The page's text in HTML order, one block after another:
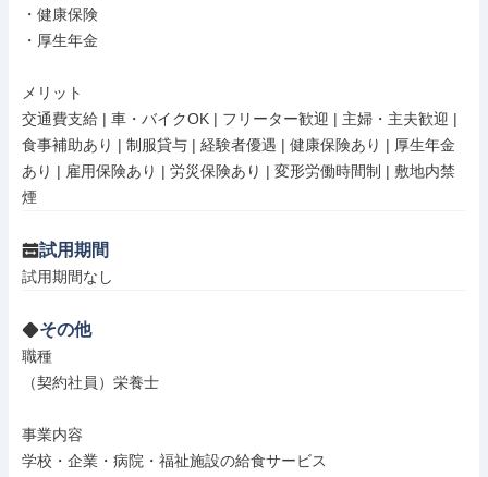
・健康保険
・厚生年金
メリット
交通費支給 | 車・バイクOK | フリーター歓迎 | 主婦・主夫歓迎 |
食事補助あり | 制服貸与 | 経験者優遇 | 健康保険あり | 厚生年金
あり | 雇用保険あり | 労災保険あり | 変形労働時間制 | 敷地内禁
煙
試用期間
試用期間なし
その他
職種
（契約社員）栄養士
事業内容
学校・企業・病院・福祉施設の給食サービス